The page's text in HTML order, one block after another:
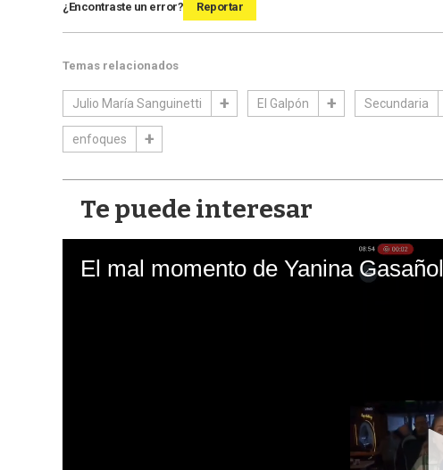
¿Encontraste un error? Reportar
Temas relacionados
Julio María Sanguinetti El Galpón Secundaria
enfoques
Te puede interesar